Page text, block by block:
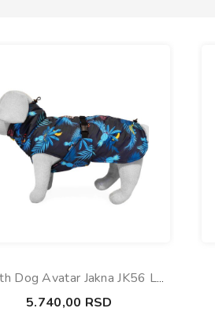
Dog Avatar Jakna JK56 L
46cm
5.740,00 RSD